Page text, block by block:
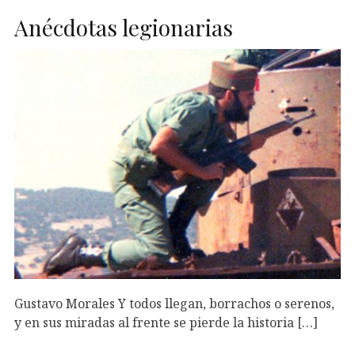
Anécdotas legionarias
Gustavo Morales Y todos llegan, borrachos o serenos,
y en sus miradas al frente se pierde la historia […]